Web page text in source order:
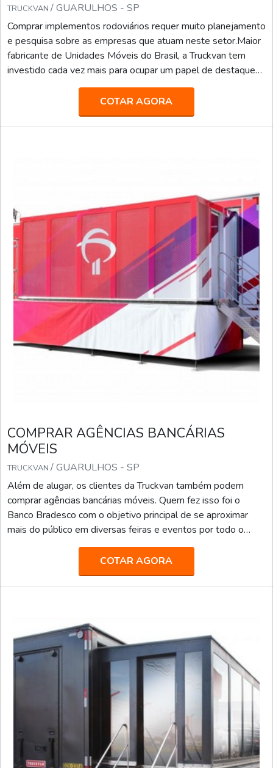
TRUCKVAN / GUARULHOS - SP
Comprar implementos rodoviários requer muito planejamento
e pesquisa sobre as empresas que atuam neste setor.Maior
fabricante de Unidades Móveis do Brasil, a Truckvan tem
investido cada vez mais para ocupar um papel de destaque
como fornecedora de Implementos Rodoviários para o
segmento de Pesados, setor que responde por dois terços
do transporte do PIB brasileiro.MAIS INFORMAÇÕES
SOBRE O PRODUTOEm 2019, o destaque ficou para
COTAR AGORA
COMPRAR AGÊNCIAS BANCÁRIAS
MÓVEIS
TRUCKVAN / GUARULHOS - SP
Além de alugar, os clientes da Truckvan também podem
comprar agências bancárias móveis. Quem fez isso foi o
Banco Bradesco com o objetivo principal de se aproximar
mais do público em diversas feiras e eventos por todo o
País.A Unidade Móvel de Negócios do Bradesco possui
acesso para pessoas com deficiência e mobilidade reduzida e
está equipada para oferecer todos os serviços bancários da
agência, com prioridade para atendimentos aos produtores
COTAR AGORA